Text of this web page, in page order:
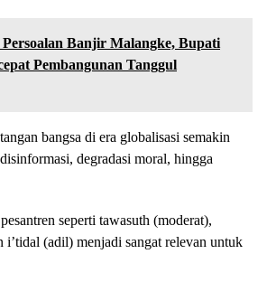
Persoalan Banjir Malangke, Bupati
Pembangunan Tanggul
bangsa di era globalisasi semakin
degradasi moral, hingga
seperti tawasuth (moderat),
i’tidal (adil) menjadi sangat relevan untuk